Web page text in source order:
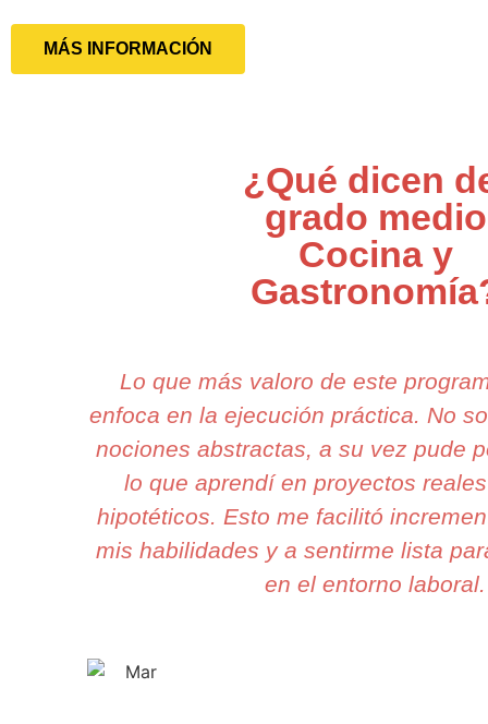
MÁS INFORMACIÓN
¿Qué dicen
grado medio
Cocina y
Lo que más valoro de este
enfoca en la ejecución práctica. No
nociones abstractas, a su vez pude
lo que aprendí en proyectos
hipotéticos. Esto me facilitó
mis habilidades y a sentirme lista
en el entorno laboral.